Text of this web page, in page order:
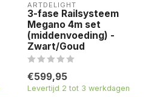
ARTDELIGHT
3-fase Railsysteem
Megano 4m set
(middenvoeding) -
Zwart/Goud
€599,95
Levertijd 2 tot 3 werkdagen